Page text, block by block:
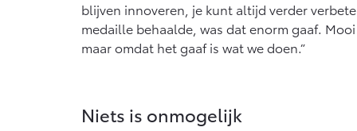
blijven innoveren, je kunt altijd verder
medaille behaalde, was dat enorm gaaf.
maar omdat het gaaf is wat we doen.”
Niets is onmogelijk